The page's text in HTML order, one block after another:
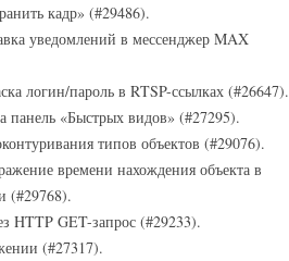
кадр» (#29486).
уведомлений в мессенджер MAX
логин/пароль в RTSP-ссылках (#26647).
панель «Быстрых видов» (#27295).
типов объектов (#29076).
времени нахождения объекта в
(#29768).
HTTP GET-запрос (#29233).
(#27317).